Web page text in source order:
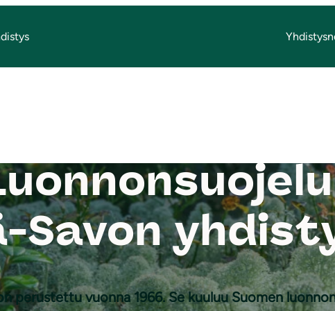
perustettu vuonna 1966. Se kuuluu Suomen